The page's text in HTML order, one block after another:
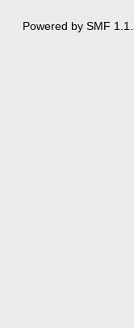
Powered by SMF